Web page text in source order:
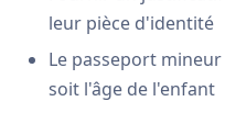
leur pièce d'identité
Le passeport
soit l'âge de l'enfant